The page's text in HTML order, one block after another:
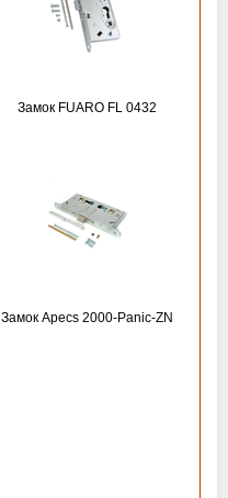
Замок FUARO FL 0432
Замок Apecs 2000-Panic-ZN